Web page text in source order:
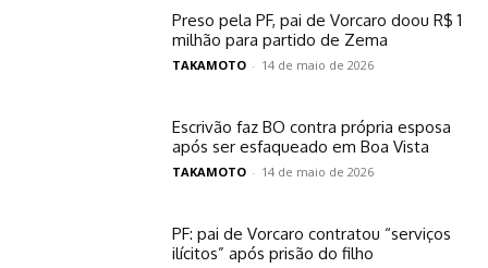
Preso pela PF, pai de Vorcaro doou R$ 1
milhão para partido de Zema
TAKAMOTO - 14 de maio de 2026
Escrivão faz BO contra própria esposa
após ser esfaqueado em Boa Vista
TAKAMOTO - 14 de maio de 2026
PF: pai de Vorcaro contratou “serviços
ilícitos” após prisão do filho